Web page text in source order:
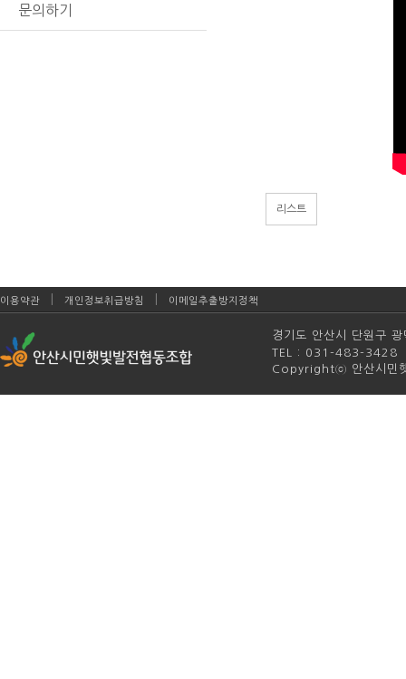
문의하기
리스트
이용약관 개인정보취급방침 이메일추출방지정책
경기도 안산시 단원구
TEL : 031-483-
Copyrightⓒ 안산시민